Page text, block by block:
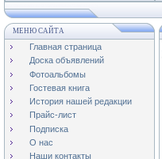
МЕНЮ САЙТА
Главная страница
Доска объявлений
Фотоальбомы
Гостевая книга
История нашей редакции
Прайс-лист
Подписка
О нас
Наши контакты